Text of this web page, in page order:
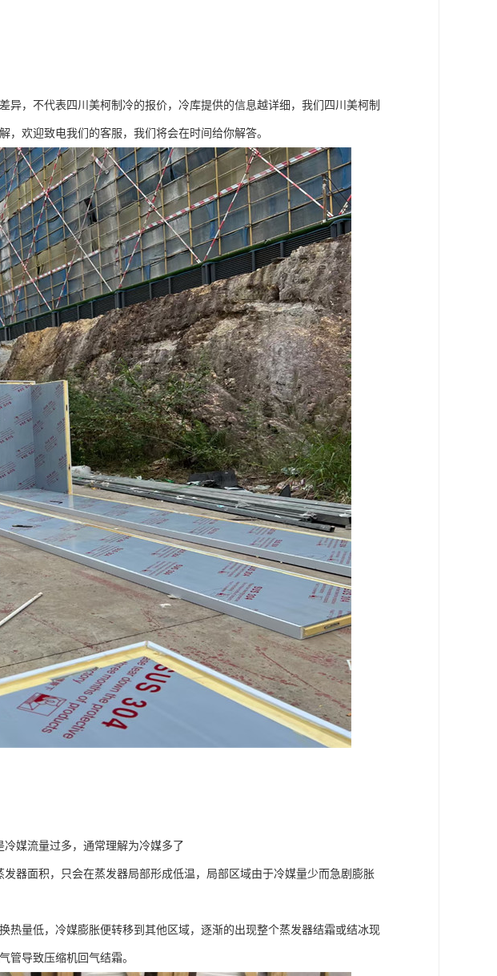
异，不代表四川美柯制冷的报价，冷库提供的信息越详细，我们四川美柯制
欢迎致电我们的客服，我们将会在时间给你解答。
媒流量过多，通常理解为冷媒多了
器面积，只会在蒸发器局部形成低温，局部区域由于冷媒量少而急剧膨胀
热量低，冷媒膨胀便转移到其他区域，逐渐的出现整个蒸发器结霜或结冰现
管导致压缩机回气结霜。